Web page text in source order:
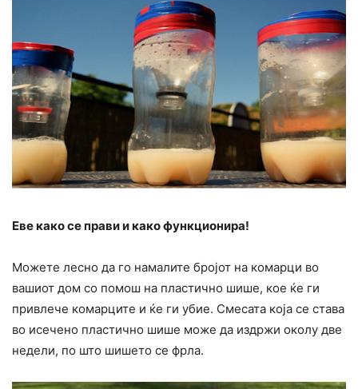
Еве како се прави и како функционира!
Можете лесно да го намалите бројот на комарци во
вашиот дом со помош на пластично шише, кое ќе ги
привлече комарците и ќе ги yбие. Смесата која се става
во исечено пластично шише може да издржи околу две
недели, по што шишето се фрла.